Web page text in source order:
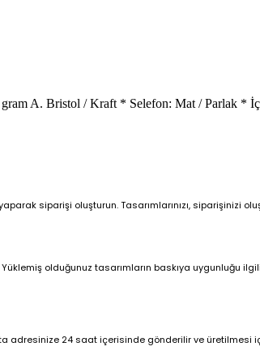
A. Bristol / Kraft * Selefon: Mat / Parlak *
siparişi oluşturun. Tasarımlarınızı, siparişinizi
Yüklemiş olduğunuz tasarımların baskıya uygunluğu
adresinize 24 saat içerisinde gönderilir ve